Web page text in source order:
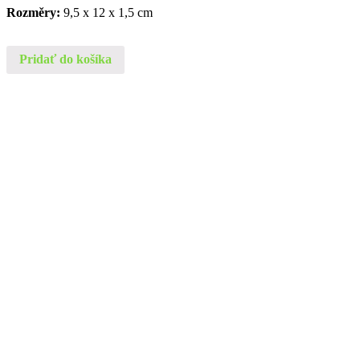
Rozměry: 9,5 x 12 x 1,5 cm
Pridať do košíka